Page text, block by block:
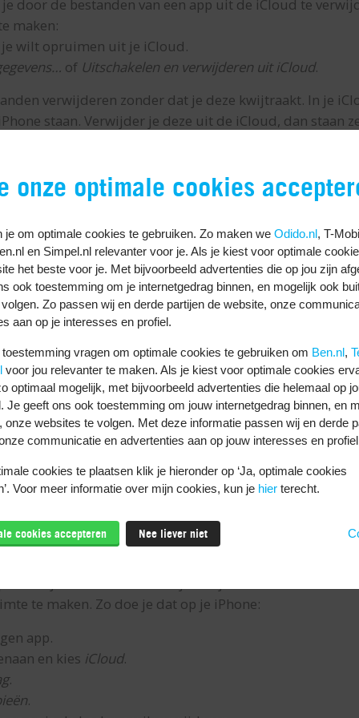
door de bestanden van een app uit de iCloud te
maken:
wilt opruimen uit je iCloud.
of Uitschakelen en verwijderen uit iCloud.
verwijderen zonder dat je deze kwijtraakt. In je
staan. Verwijder je deze uit de iCloud, dan staan ze
opslaan in iCloud?
Zoals de reservekopie van je iPhone of iPad, foto’s en
contacten, agenda’s en notities worden opgeslagen.
en inloggegevens. Je kan zelf kiezen wat je
door iCloud Drive te legen
iCloud op te ruimen? Bestanden verwijderen uit je
en staan dan ook niet meer op je iPhone.
Je ziet daar welke bestanden in je iCloud Drive
opiCloud Drive.
de drie puntjes.
sorteert zo het overzicht en ziet de grootste bestanden
links en druk op
door reservekopieën te
in je iCloud? Zoals eentje van je oude telefoon? Dan
te maken. Zo doe je dat op je iPhone:
app.
en kies iCloud.
.
.
onze optimale cookies
je om optimale cookies te gebruiken. Zo maken we Odido.nl, T-
en Simpel.nl relevanter voor je. Als je kiest voor optimale
het beste voor je. Met bijvoorbeeld advertenties die op jou zijn
ook toestemming om je internetgedrag binnen, en mogelijk ook
Zo passen wij en derde partijen de website, onze
aan op je interesses en profiel.
vragen om optimale cookies te gebruiken om Ben.nl,
voor jou relevanter te maken. Als je kiest voor optimale cookies
optimaal mogelijk, met bijvoorbeeld advertenties die helemaal op
Je geeft ons ook toestemming om jouw internetgedrag binnen, en
onze websites te volgen. Met deze informatie passen wij en derde
communicatie en advertenties aan op jouw interesses en
cookies te plaatsen klik je hieronder op ‘Ja, optimale cookies
Voor meer informatie over mijn cookies, kun je hier terecht.
cookies accepteren Nee liever niet